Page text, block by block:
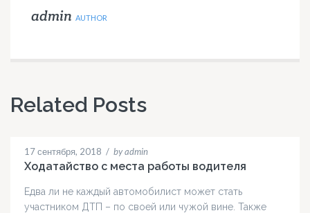
admin AUTHOR
Related Posts
17 сентября, 2018 / by admin
Ходатайство с места работы водителя
Едва ли не каждый автомобилист может стать
участником ДТП – по своей или чужой вине. Также